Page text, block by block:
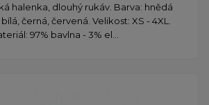
halenka, dlouhý rukáv. Barva: hnědá
černá, červená. Velikost: XS - 4XL.
97% bavlna - 3% el...